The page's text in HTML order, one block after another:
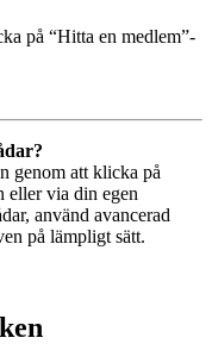
på “Hitta en medlem”-
genom att klicka på
eller via din egen
använd avancerad
på lämpligt sätt.